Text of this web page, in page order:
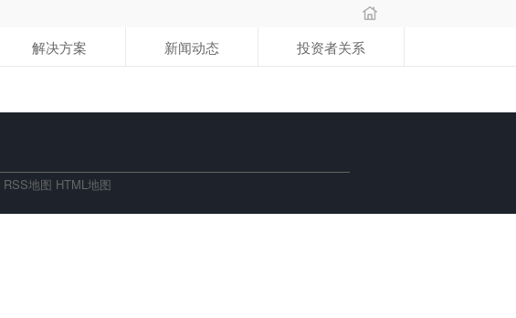
解决方案 新闻动态 投资者关系
RSS地图 HTML地图